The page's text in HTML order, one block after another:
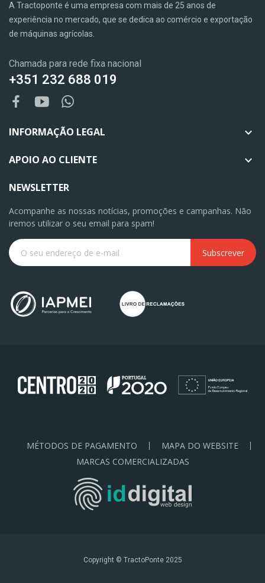
A Tractoponte é uma empresa com mais de 25 anos de
experiência no mercado, que se dedica ao comércio e exportação
de máquinas agrícolas.
Chamada para rede fixa nacional
+351 232 688 019
INFORMAÇÃO LEGAL 
APOIO AO CLIENTE 
NEWSLETTER
Acompanhe as nossas notícias, promoções e campanhas. Não
iremos utilizar o seu email para spam!
Subscrever
MÉTODOS DE PAGAMENTO
MAPA DO WEBSITE
MARCAS COMERCIALIZADAS
Copyright © TractoPonte 2025